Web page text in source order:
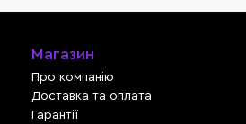
Магазин
Про компанію
Доставка та оплата
Гарантії